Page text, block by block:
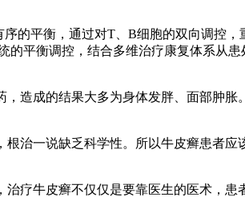
的平衡，通过对T、B细胞的双向调控
平衡调控，结合多维治疗康复体系从
造成的结果大多为身体发胖、面部肿胀
治一说缺乏科学性。所以牛皮癣患者
疗牛皮癣不仅仅是要靠医生的医术，